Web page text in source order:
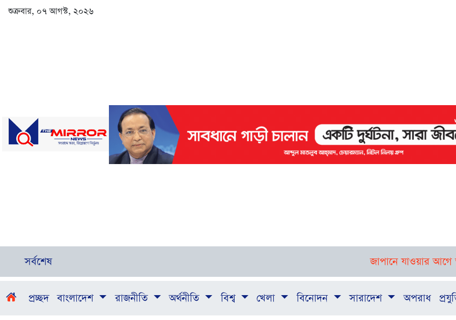
শুক্রবার, ০৭ আগস্ট, ২০২৬
সর্বশেষ জাপানে যাওয়ার আগে তরুণদের
প্রচ্ছদ বাংলাদেশ রাজনীতি অর্থনীতি বিশ্ব খেলা বিনোদন সারাদেশ অপরাধ